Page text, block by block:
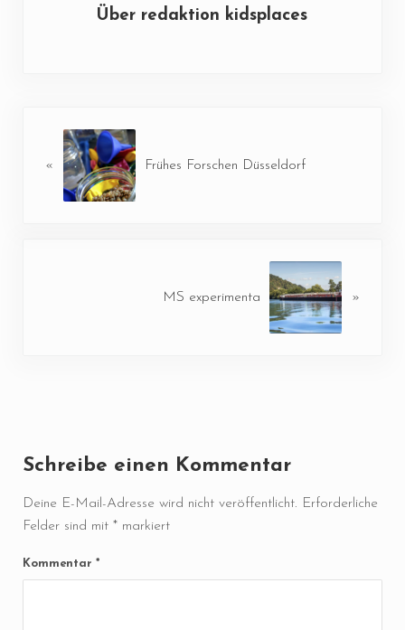
Über redaktion kidsplaces
« Frühes Forschen Düsseldorf
MS experimenta »
Schreibe einen Kommentar
Deine E-Mail-Adresse wird nicht veröffentlicht. Erforderliche
Felder sind mit *markiert
Kommentar *